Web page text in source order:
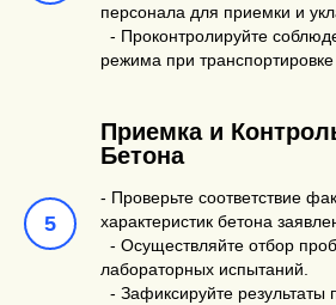
персонала для приемки и
- Проконтролируйте
режима при транспортировке
Приемка и
Бетона
- Проверьте соответствие
характеристик бетона
- Осуществляйте отбор
лабораторных испытаний.
- Зафиксируйте результаты